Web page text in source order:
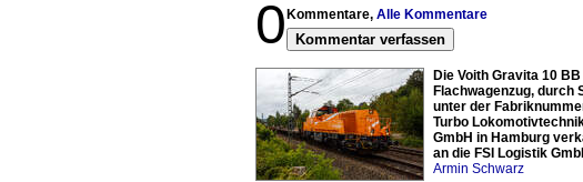
0 Kommentare, Alle Kommentare
Kommentar verfassen
Die Voith Gravita 10
Flachwagenzug, durch
unter der
Turbo
GmbH in Hamburg
an die FSI Logistik
Armin Schwarz